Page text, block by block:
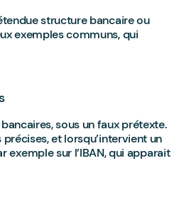
structure bancaire ou
exemples communs, qui
sous un faux prétexte.
et lorsqu’intervient un
sur l’IBAN, qui apparait